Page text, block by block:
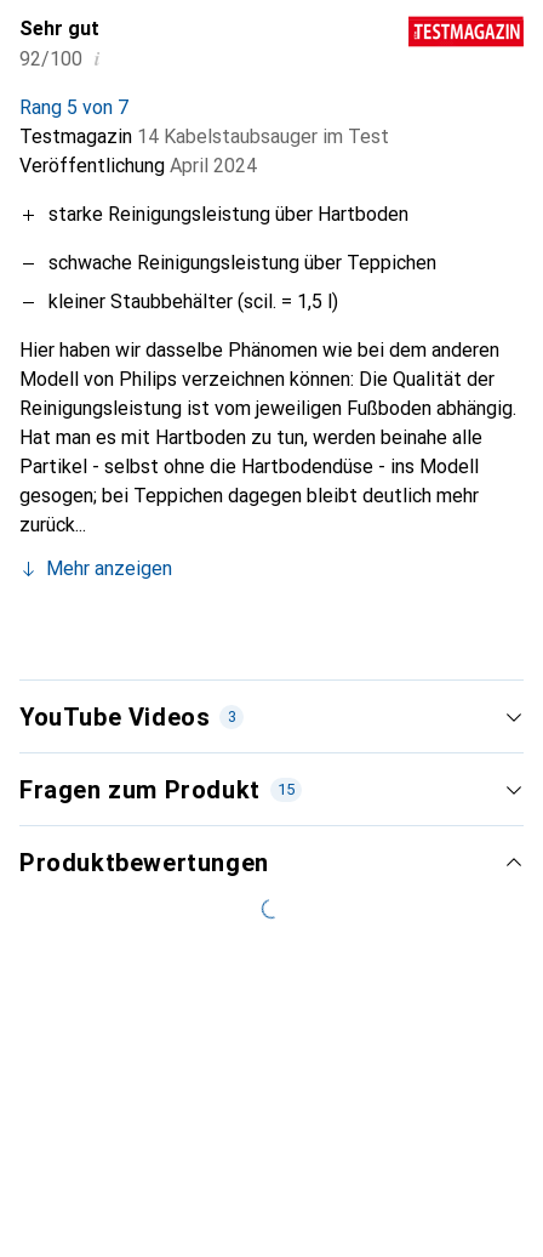
Sehr gut
92/100 i
Rang 5 von 7
Testmagazin 14 Kabelstaubsauger im Test
Veröffentlichung April 2024
starke Reinigungsleistung über Hartboden
schwache Reinigungsleistung über Teppichen
kleiner Staubbehälter (scil. = 1,5 l)
Hier haben wir dasselbe Phänomen wie bei dem anderen
Modell von Philips verzeichnen können: Die Qualität der
Reinigungsleistung ist vom jeweiligen Fußboden abhängig.
Hat man es mit Hartboden zu tun, werden beinahe alle
Partikel - selbst ohne die Hartbodendüse - ins Modell
gesogen; bei Teppichen dagegen bleibt deutlich mehr
zurück...
Mehr anzeigen
YouTube Videos 3
Fragen zum Produkt 15
Produktbewertungen